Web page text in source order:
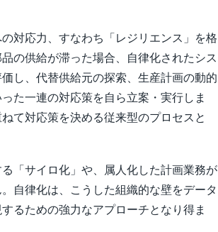
対応力、すなわち「レジリエンス」を格
の供給が滞った場合、自律化されたシス
し、代替供給元の探索、生産計画の動的
た一連の対応策を自ら立案・実行しま
て対応策を決める従来型のプロセスと
「サイロ化」や、属人化した計画業務が
自律化は、こうした組織的な壁をデータ
るための強力なアプローチとなり得ま